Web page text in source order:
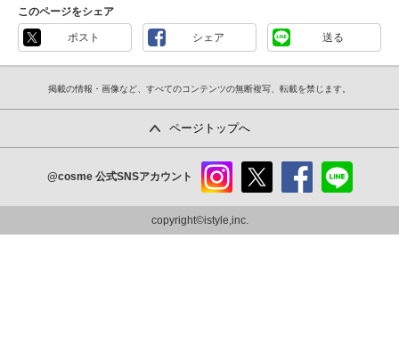
このページをシェア
ポスト シェア 送る
掲載の情報・画像など、すべてのコンテンツの無断複写、転載を禁じます。
ページトップへ
@cosme 公式SNSアカウント
ram
copyright©istyle,inc.